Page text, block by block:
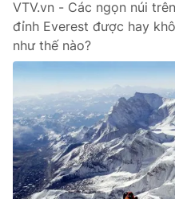
Hậu trường
Nhân vật
Khán giả
Giải sao mai
Giải trí
Điện ảnh
Âm nhạc
Sao
Đời sống
Du lịch
Làm đẹp
Chất lượng cuộc sống
Giáo dục
Tuyển sinh
Học trực tuyến
Công nghệ
Hitech Công nghệ tương
Giao lưu trực tuyến
VTV.vn - Các ngọn núi
đỉnh Everest được hay
như thế nào?